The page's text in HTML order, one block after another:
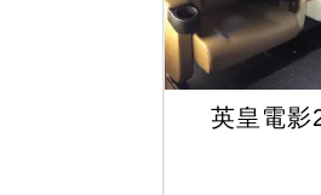
英皇電影